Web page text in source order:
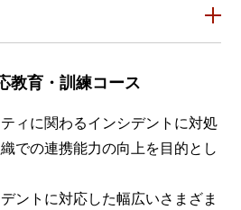
教育・訓練コース
ィに関わるインシデントに対処
での連携能力の向上を目的とし
ントに対応した幅広いさまざま